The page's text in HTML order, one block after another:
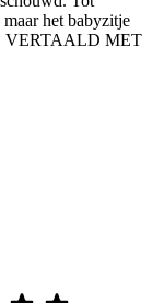
het babyzitje
VERTAALD MET